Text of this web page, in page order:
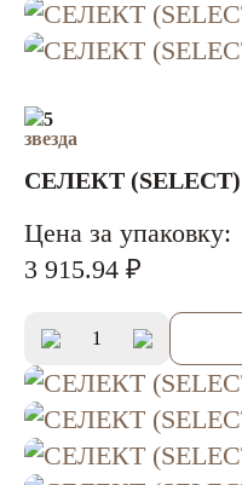
5
СЕЛЕКТ (SELECT)
Цена за упаковку:
3 915.94 ₽